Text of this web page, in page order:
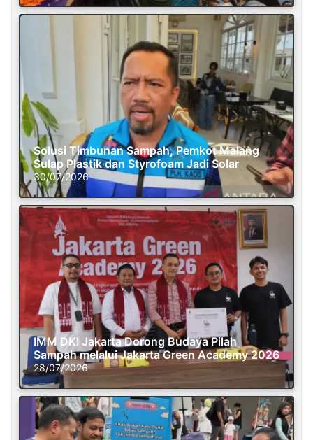
Solusi Timbunan Sampah, Pemkot Malang
Sulap Plastik dan Styrofoam Jadi Solar
30/07/2026
IMM DKI Jakarta Dorong Budaya Pilah
Sampah melalui Jakarta Green Academy 2026
28/07/2026